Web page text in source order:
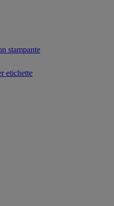
stampante
etichette